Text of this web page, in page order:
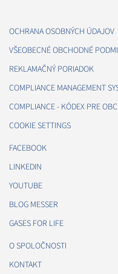
OCHRANA OSOBNÝCH ÚDAJOV
VŠEOBECNÉ OBCHODNÉ
REKLAMAČNÝ PORIADOK
COMPLIANCE MANAGEMENT
COMPLIANCE - KÓDEX PRE
COOKIE SETTINGS
FACEBOOK
LINKEDIN
YOUTUBE
BLOG MESSER
GASES FOR LIFE
O SPOLOČNOSTI
KONTAKT